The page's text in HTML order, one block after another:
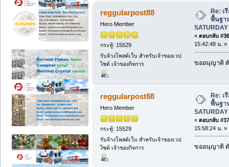
reggularpost88
Hero Member
กระทู้: 15529
รับจ้างโพสต์เว็บ สำหรับเจ้าของเวป
ไซต์ เจ้าของกิจการ
Re: เ
พื้นฐา
« ตอบกลับ
15:42:48 น. »
ขออนุญาติ
reggularpost88
Hero Member
กระทู้: 15529
รับจ้างโพสต์เว็บ สำหรับเจ้าของเวป
ไซต์ เจ้าของกิจการ
Re: เ
พื้นฐา
« ตอบกลับ
15:58:24 น. »
ขออนุญาติ